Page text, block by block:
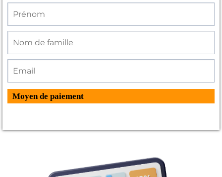
Moyen de paiement